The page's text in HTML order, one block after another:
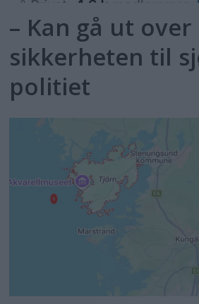
– Kan gå ut over
sikkerheten til
politiet